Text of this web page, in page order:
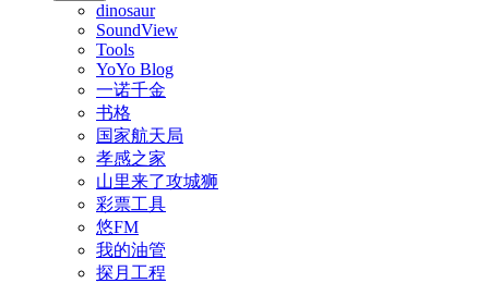
dinosaur
SoundView
Tools
YoYo Blog
一诺千金
书格
国家航天局
孝感之家
山里来了攻城狮
彩票工具
悠FM
我的油管
探月工程